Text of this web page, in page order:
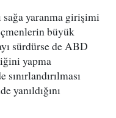
sağa yaranma girişimi
büyük
sürdürse de ABD
yapma
yanıldığını